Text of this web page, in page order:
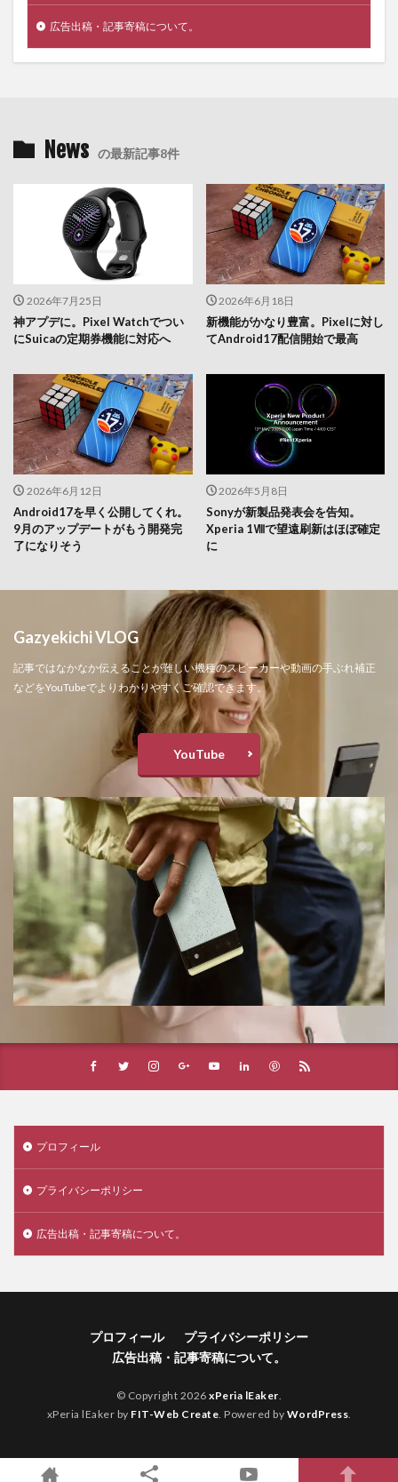
広告出稿・記事寄稿について。
News の最新記事8件
2026年7月25日
神アプデに。Pixel Watchでつい
にSuicaの定期券機能に対応へ
2026年6月18日
新機能がかなり豊富。Pixelに対し
てAndroid17配信開始で最高
2026年6月12日
Android17を早く公開してくれ。
9月のアップデートがもう開発完
了になりそう
2026年5月8日
Sonyが新製品発表会を告知。
Xperia 1Ⅷで望遠刷新はほぼ確定
に
Gazyekichi VLOG
記事ではなかなか伝えることが難しい機種のスピーカーや動画の手ぶれ補正
などをYouTubeでよりわかりやすくご確認できます。
YouTube
プロフィール
プライバシーポリシー
広告出稿・記事寄稿について。
プロフィール
プライバシーポリシー
広告出稿・記事寄稿について。
© Copyright 2026xPeria lEaker.
xPeria lEaker by FIT-Web Create. Powered by WordPress.